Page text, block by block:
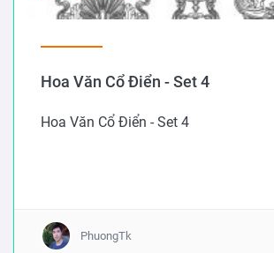
Hoa Văn Cổ Điển - Set 4
Hoa Văn Cổ Điển - Set 4
PhuongTk